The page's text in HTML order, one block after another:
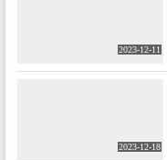
2023-12-11
2023-12-18